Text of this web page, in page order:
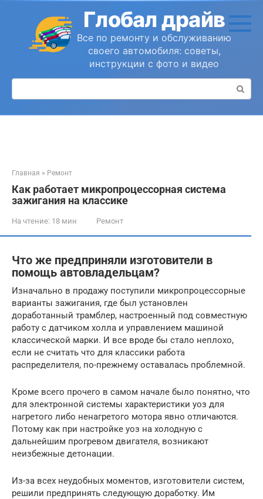
контенту
Глобал драйв
Все по ремонту и обслуживанию
своего автомобиля: советы,
инструкции с фото и видео
Поиск:
Главная » Ремонт
Как работает микропроцессорная система
зажигания на классике
На чтение: 18 мин Ремонт
Что же предприняли изготовители в
помощь автовладельцам?
Изначально в продажу поступили микропроцессорные
варианты зажигания, где был установлен
доработанный трамблер, настроенный под совместную
работу с датчиком холла и управлением машиной
классической марки. И все вроде бы стало неплохо,
если не считать что для классики работа
распределителя, по-прежнему оставалась проблемной.
Кроме всего прочего в самом начале было понятно, что
для электронной системы характеристики уоз для
нагретого либо ненагретого мотора явно отличаются.
Потому как при настройке уоз на холодную с
дальнейшим прогревом двигателя, возникают
неизбежные детонации.
Из-за всех неудобных моментов, изготовители систем,
решили предпринять следующую доработку. Им